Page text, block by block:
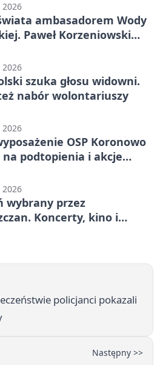
ambasadorem Wody
Paweł Korzeniowski
szuka głosu widowni.
nabór wolontariuszy
OSP Koronowo
podtopienia i akcje
wybrany przez
Koncerty, kino i
policjanci pokazali
Następny >>